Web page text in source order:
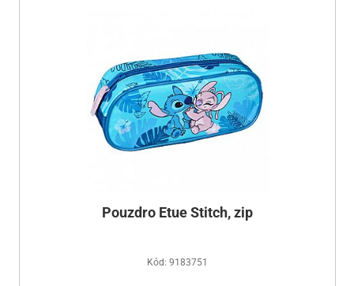
Pouzdro Etue Stitch, zip
Kód: 9183751